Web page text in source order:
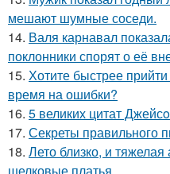
мешают шумные соседи.
14. Валя карнавал
поклонники спорят о её
15. Хотите быстрее
время на ошибки?
16. 5 великих цитат
17. Секреты правильного
18. Лето близко, и